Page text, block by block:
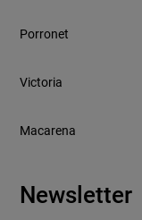
Porronet
Victoria
Macarena
Newsletter